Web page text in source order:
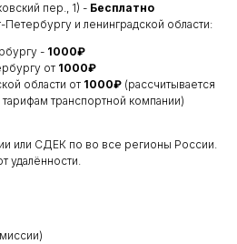
пер., 1) - Бесплатно
и ленинградской области:
- 1000₽
от 1000₽
области от 1000₽ (рассчитывается
транспортной компании)
или СДЕК по во все регионы России.
удалённости.